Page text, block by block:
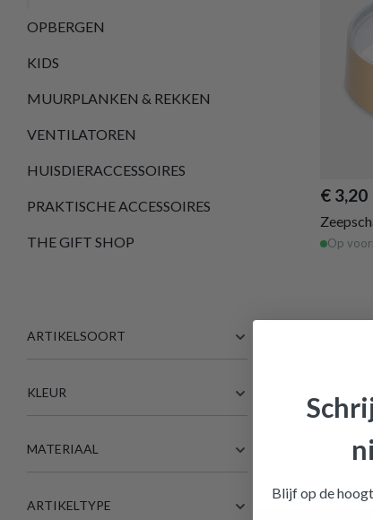
OPBERGEN
KIDS
MUURPLANKEN & REKKEN
VENTILATOREN
HUISDIERACCESSOIRES
PRAKTISCHE ACCESSOIRES
THE GIFT SHOP
ARTIKELSOORT
KLEUR
MATERIAAL
ARTIKELTYPE
€ 3,20
Op
Blijf op de